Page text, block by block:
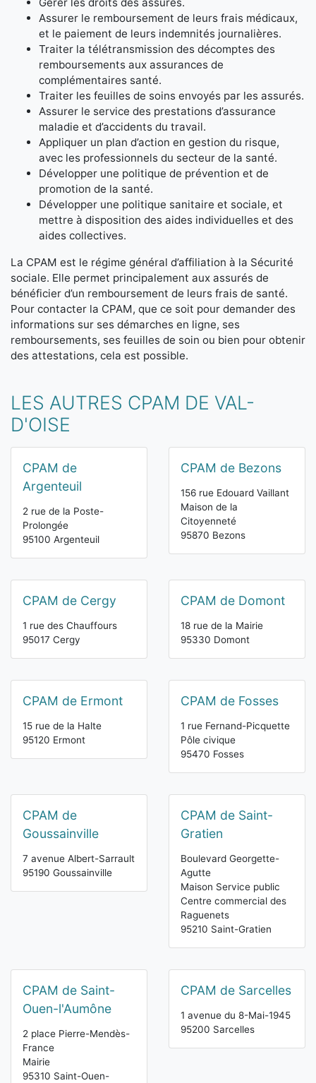
Gérer les droits des assurés.
Assurer le remboursement de leurs frais médicaux,
et le paiement de leurs indemnités journalières.
Traiter la télétransmission des décomptes des
remboursements aux assurances de
complémentaires santé.
Traiter les feuilles de soins envoyés par les assurés.
Assurer le service des prestations d’assurance
maladie et d’accidents du travail.
Appliquer un plan d’action en gestion du risque,
avec les professionnels du secteur de la santé.
Développer une politique de prévention et de
promotion de la santé.
Développer une politique sanitaire et sociale, et
mettre à disposition des aides individuelles et des
aides collectives.
La CPAM est le régime général d’affiliation à la Sécurité
sociale. Elle permet principalement aux assurés de
bénéficier d’un remboursement de leurs frais de santé.
Pour contacter la CPAM, que ce soit pour demander des
informations sur ses démarches en ligne, ses
remboursements, ses feuilles de soin ou bien pour obtenir
des attestations, cela est possible.
LES AUTRES CPAM DE VAL-
D'OISE
CPAM de
Argenteuil
2 rue de la Poste-
Prolongée
95100 Argenteuil
CPAM de Bezons
156 rue Edouard Vaillant
Maison de la
Citoyenneté
95870 Bezons
CPAM de Cergy
1 rue des Chauffours
95017 Cergy
CPAM de Domont
18 rue de la Mairie
95330 Domont
CPAM de Ermont
15 rue de la Halte
95120 Ermont
CPAM de Fosses
1 rue Fernand-Picquette
Pôle civique
95470 Fosses
CPAM de
Goussainville
7 avenue Albert-Sarrault
95190 Goussainville
CPAM de Saint-
Gratien
Boulevard Georgette-
Agutte
Maison Service public
Centre commercial des
Raguenets
95210 Saint-Gratien
CPAM de Saint-
Ouen-l'Aumône
2 place Pierre-Mendès-
France
Mairie
95310 Saint-Ouen-
CPAM de Sarcelles
1 avenue du 8-Mai-1945
95200 Sarcelles